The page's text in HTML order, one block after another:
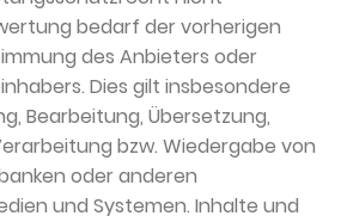
bedarf der vorherigen
des Anbieters oder
Dies gilt insbesondere
Bearbeitung, Übersetzung,
bzw. Wiedergabe von
oder anderen
und Systemen. Inhalte und